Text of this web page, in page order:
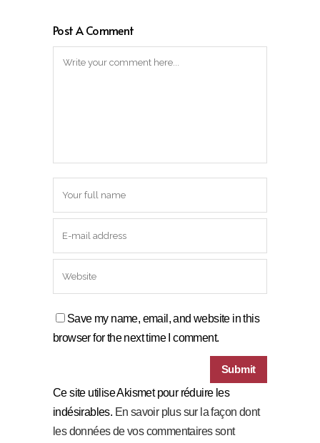
Post A Comment
Save my name, email, and website in this
browser for the next time I comment.
Ce site utilise Akismet pour réduire les
indésirables. En savoir plus sur la façon dont
les données de vos commentaires sont